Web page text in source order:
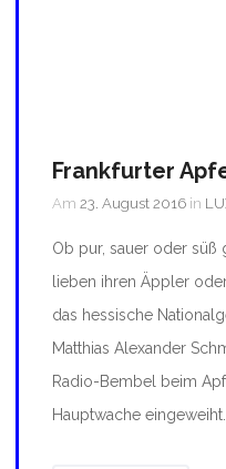
Frankfurter
Am 23. August 2016 in
Ob pur, sauer oder süß
lieben ihren Äppler
das hessische
Matthias Alexander
Radio-Bembel beim
Hauptwache eingeweiht.